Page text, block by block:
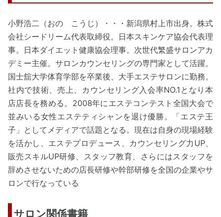
小野浩二（おの こうじ）・・・新潟県村上市出身。株式
会社シードリーム代表取締役。日本スキンケア協会代表理
事。日本ダイエット健康協会理事。次世代繁盛サロンアカ
デミー主催。サロンカウンセリングの専門家として活躍。
国士舘大学体育学部を卒業後、大手エステサロンに勤務。
社内で技術、売上、カウンセリング入会率NO.1となり本
店店長を務める。2008年にエステコンテスト全国大会で
並みいる女性エステティシャンを退け優勝。「エステ王
子」としてメディアで話題となる。現在は自身の現場経験
を活かし、エステプロデュース、カウンセリング力UP、
販売スキルUP研修、スタッフ教育、さらにはスタッフを
辞めさせないための店長研修や幹部研修を全国の企業やサ
ロンで行なっている
サロン関係書籍